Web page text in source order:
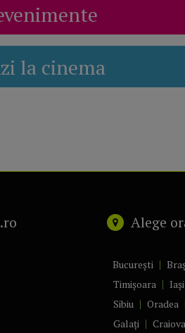
la cinema
Alege
București
Timișoara
Iași
Sibiu
Oradea
Galați
Craiova